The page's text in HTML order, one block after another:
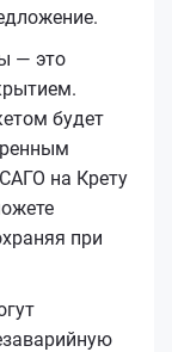
— это
будет
на Крету
при